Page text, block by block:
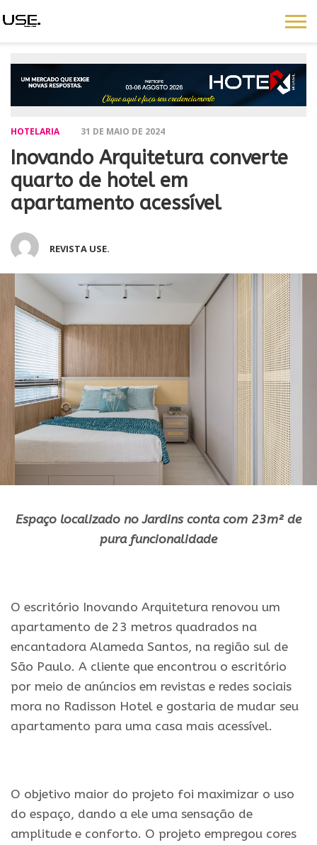
HOTELARIA 31 DE MAIO DE 2024
Inovando Arquitetura converte
quarto de hotel em
apartamento acessível
REVISTA USE.
Espaço localizado no Jardins conta com 23m² de
pura funcionalidade
O escritório Inovando Arquitetura renovou um
apartamento de 23 metros quadrados na
encantadora Alameda Santos, na região sul de
São Paulo. A cliente que encontrou o escritório
por meio de anúncios em revistas e redes sociais
mora no Radisson Hotel e gostaria de mudar seu
apartamento para uma casa mais acessível.
O objetivo maior do projeto foi maximizar o uso
do espaço, dando a ele uma sensação de
amplitude e conforto. O projeto empregou cores